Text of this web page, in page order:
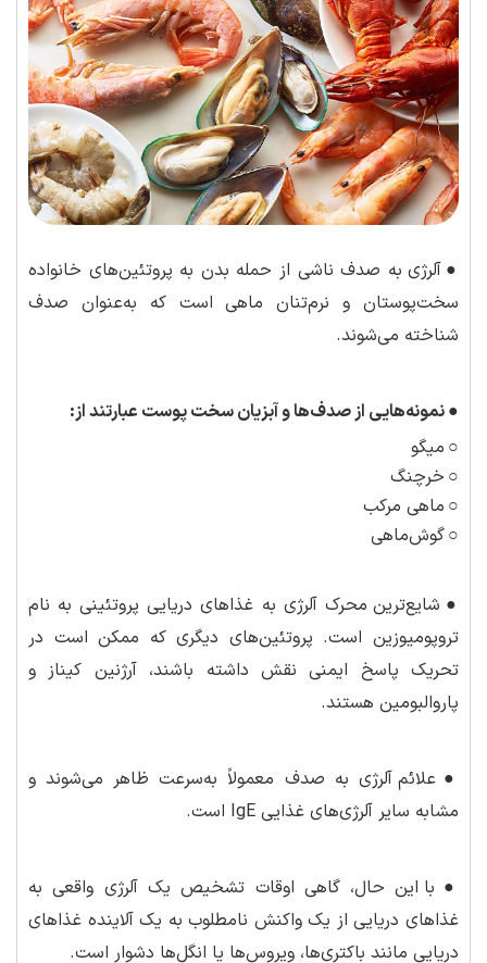
●آلرژی به صدف ناشی از حمله بدن به پروتئین‌های خانواده
سخت‌پوستان و نرم‌تنان ماهی است که به‌عنوان صدف
شناخته می‌شوند.
●نمونههایی از صدفها و آبزیان سخت پوست عبارتند از:
○ میگو
○ خرچنگ
○ ماهی مرکب
○گوش‌ماهی
● شایع‌ترین محرک آلرژی به غذاهای دریایی پروتئینی به نام
تروپومیوزین است. پروتئین‌های دیگری که ممکن است در
تحریک پاسخ ایمنی نقش داشته باشند، آرژنین کیناز و
پاروالبومین هستند.
●علائم آلرژی به صدف معمولاً به‌سرعت ظاهر می‌شوند و
مشابه سایر آلرژی‌های غذایی IgE است.
● با این حال، گاهی اوقات تشخیص یک آلرژی واقعی به
غذاهای دریایی از یک واکنش نامطلوب به یک آلاینده غذاهای
دریایی مانند باکتری‌ها، ویروس‌ها یا انگل‌ها دشوار است.